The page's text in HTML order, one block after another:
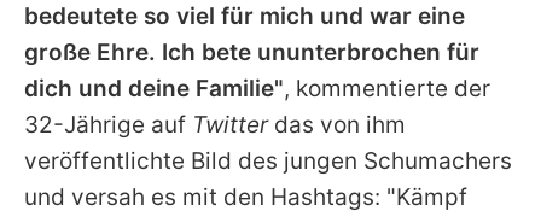
bedeutete so viel für mich und war eine
große Ehre. Ich bete ununterbrochen für
dich und deine Familie", kommentierte der
32-Jährige auf Twitterdas von ihm
veröffentlichte Bild des jungen Schumachers
und versah es mit den Hashtags: "Kämpf